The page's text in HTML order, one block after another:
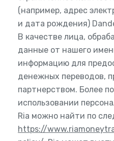
(например, адрес
и дата рождения)
В качестве лица,
данные от нашего
информацию для
денежных переводов,
партнерством. Более
использовании
Ria можно найти по
https://